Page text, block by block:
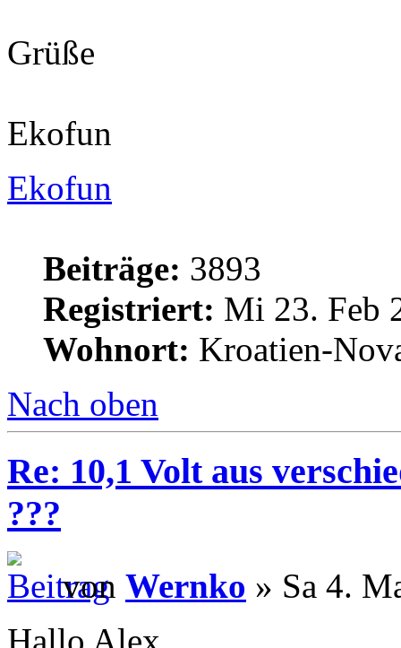
Grüße
Ekofun
Ekofun
Beiträge: 3893
Registriert: Mi 23. Feb
Wohnort: Kroatien-
Nach oben
Re: 10,1 Volt aus
???
von Wernko » Sa 4.
Hallo Alex,